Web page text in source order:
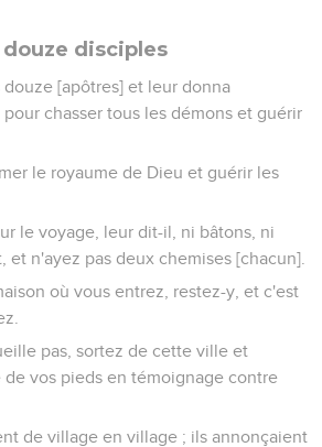
disciples
douze [apôtres] et leur donna
chasser tous les démons et guérir
le royaume de Dieu et guérir les
le voyage, leur dit-il, ni bâtons, ni
et n'ayez pas deux chemises [chacun].
où vous entrez, restez-y, et c'est
pas, sortez de cette ville et
de vos pieds en témoignage contre
de village en village ; ils annonçaient